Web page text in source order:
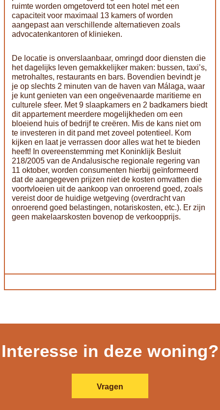
ruimte worden omgetoverd tot een hotel met een
capaciteit voor maximaal 13 kamers of worden
aangepast aan verschillende alternatieven zoals
advocatenkantoren of klinieken.
De locatie is onverslaanbaar, omringd door diensten die
het dagelijks leven gemakkelijker maken: bussen, taxi’s,
metrohaltes, restaurants en bars. Bovendien bevindt je
je op slechts 2 minuten van de haven van Málaga, waar
je kunt genieten van een ongeëvenaarde maritieme en
culturele sfeer. Met 9 slaapkamers en 2 badkamers biedt
dit appartement meerdere mogelijkheden om een
bloeiend huis of bedrijf te creëren. Mis de kans niet om
te investeren in dit pand met zoveel potentieel. Kom
kijken en laat je verrassen door alles wat het te bieden
heeft! In overeenstemming met Koninklijk Besluit
218/2005 van de Andalusische regionale regering van
11 oktober, worden consumenten hierbij geïnformeerd
dat de aangegeven prijzen niet de kosten omvatten die
voortvloeien uit de aankoop van onroerend goed, zoals
vereist door de huidige wetgeving (overdracht van
onroerend goed belastingen, notariskosten, etc.). Er zijn
geen makelaarskosten bovenop de verkoopprijs.
Interesse in deze woning?
Vragen